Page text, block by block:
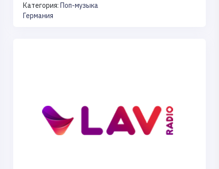
Категория: Поп-музыка
Германия